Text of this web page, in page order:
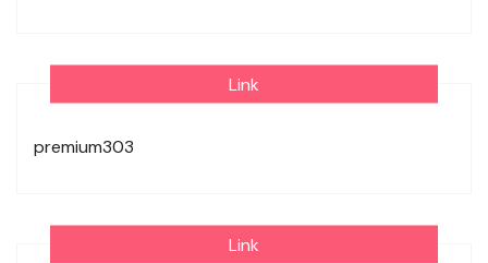
Link
premium303
Link